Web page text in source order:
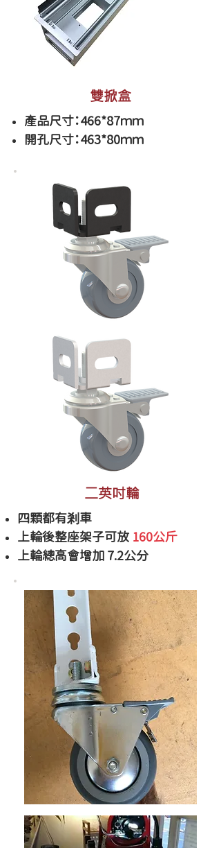
雙掀盒
產品尺寸：466*87ｍｍ
開孔尺寸：463*80ｍｍ
二英吋輪
四顆都有剎車
​上輪後整座架子可放 160公斤
上輪總高會增加 7.2公分